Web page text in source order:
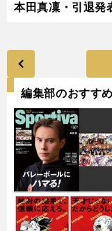
本田真凜・引退発
編集部のおすすめ